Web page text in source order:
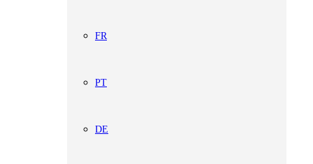
FR
PT
DE